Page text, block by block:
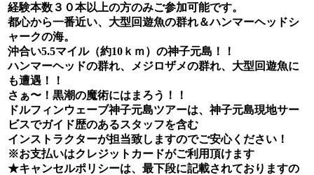
経験本数３０本以上の方のみご参加可能です。
都心から一番近い、大型回遊魚の群れ＆ハンマーヘッドシ
ャークの海。
沖合い5.5マイル（約10ｋｍ）の神子元島！！
ハンマーヘッドの群れ、メジロザメの群れ、大型回遊魚に
も遭遇！！
さぁ〜！黒潮の魔術にはまろう！！
ドルフィンウェーブ神子元島ツアーは、神子元島現地サー
ビスでガイド歴のあるスタッフを含む
インストラクターが担当致しますのでご安心ください！
※お支払いはクレジットカードがご利用頂けます
★キャンセルポリシーは、最下段に記載されておりますの